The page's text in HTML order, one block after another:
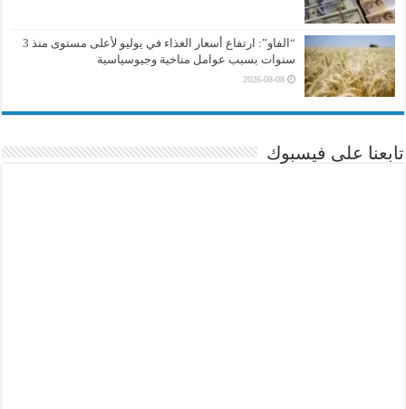
“الفاو”: ارتفاع أسعار الغذاء في يوليو لأعلى مستوى منذ 3
سنوات بسبب عوامل مناخية وجيوسياسية
2026-08-08
تابعنا على فيسبوك